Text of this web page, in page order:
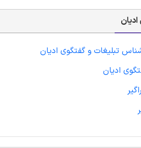
تبلیغات و گفتگوی ادیان
ادیان